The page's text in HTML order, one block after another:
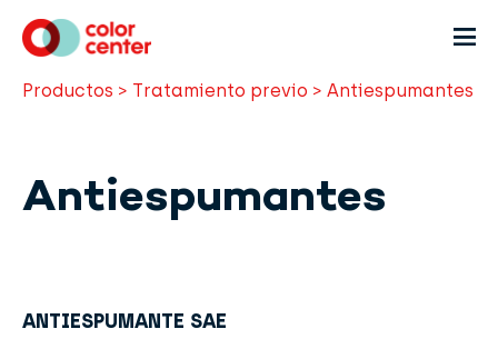
Productos > Tratamiento previo > Antiespumantes
Antiespumantes
ANTIESPUMANTE SAE